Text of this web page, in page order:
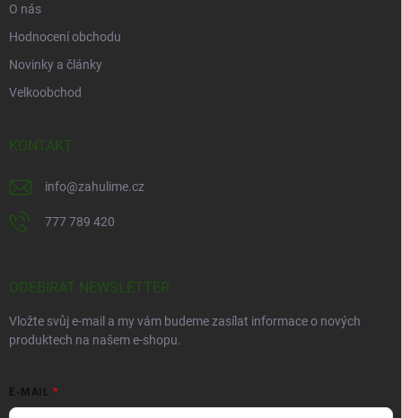
O nás
Hodnocení obchodu
Novinky a články
Velkoobchod
KONTAKT
info@zahulime.cz
777 789 420
ODEBÍRAT NEWSLETTER
Vložte svůj e-mail a my vám budeme zasílat informace o nových
produktech na našem e-shopu.
E-MAIL